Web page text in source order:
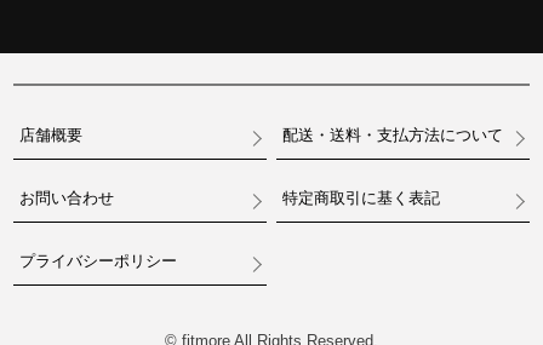
店舗概要 配送・送料・支払方法について
お問い合わせ 特定商取引に基く表記
プライバシーポリシー
© fitmore All Rights Reserved.